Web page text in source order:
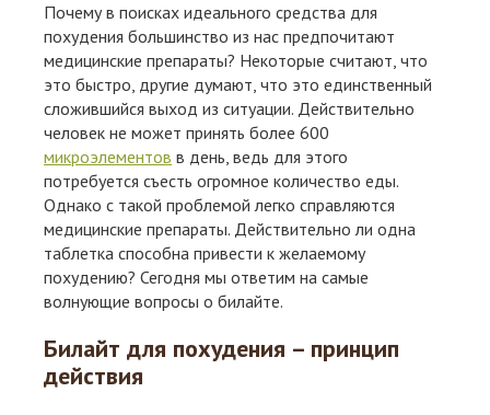
Почему в поисках идеального средства для
похудения большинство из нас предпочитают
медицинские препараты? Некоторые считают, что
это быстро, другие думают, что это единственный
сложившийся выход из ситуации. Действительно
человек не может принять более 600
микроэлементов в день, ведь для этого
потребуется съесть огромное количество еды.
Однако с такой проблемой легко справляются
медицинские препараты. Действительно ли одна
таблетка способна привести к желаемому
похудению? Сегодня мы ответим на самые
волнующие вопросы о билайте.
Билайт для похудения – принцип
действия